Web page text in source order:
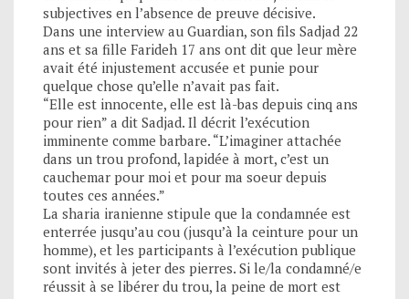
subjectives en l’absence de preuve décisive.
Dans une interview au Guardian, son fils Sadjad 22
ans et sa fille Farideh 17 ans ont dit que leur mère
avait été injustement accusée et punie pour
quelque chose qu’elle n’avait pas fait.
“Elle est innocente, elle est là-bas depuis cinq ans
pour rien” a dit Sadjad. Il décrit l’exécution
imminente comme barbare. “L’imaginer attachée
dans un trou profond, lapidée à mort, c’est un
cauchemar pour moi et pour ma soeur depuis
toutes ces années.”
La sharia iranienne stipule que la condamnée est
enterrée jusqu’au cou (jusqu’à la ceinture pour un
homme), et les participants à l’exécution publique
sont invités à jeter des pierres. Si le/la condamné/e
réussit à se libérer du trou, la peine de mort est